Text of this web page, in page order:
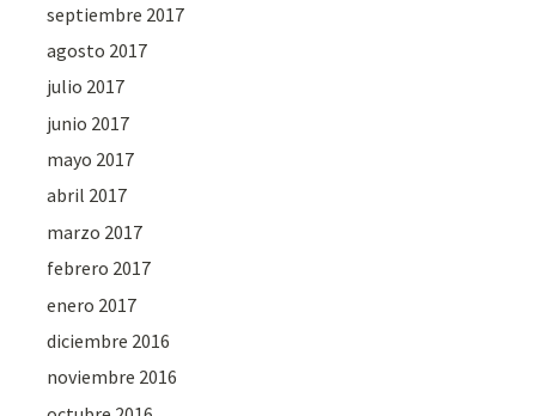
septiembre 2017
agosto 2017
julio 2017
junio 2017
mayo 2017
abril 2017
marzo 2017
febrero 2017
enero 2017
diciembre 2016
noviembre 2016